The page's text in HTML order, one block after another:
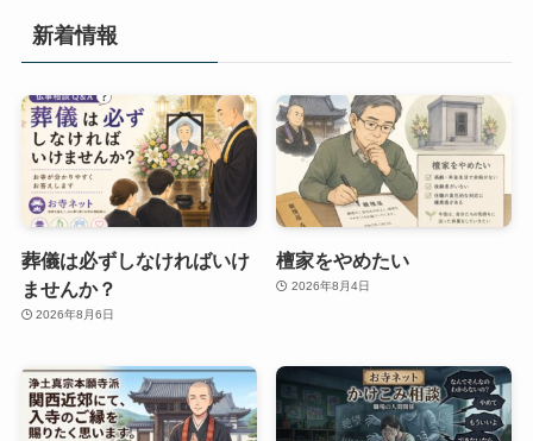
新着情報
葬儀は必ずしなければいけ
ませんか？
2026年8月6日
檀家をやめたい
2026年8月4日